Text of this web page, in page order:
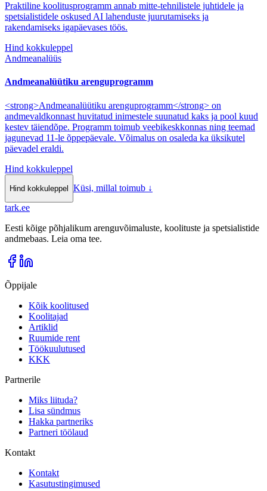
Praktiline koolitusprogramm annab mitte-tehnilistele juhtidele ja
spetsialistidele oskused AI lahenduste juurutamiseks ja
rakendamiseks igapäevases töös.
Hind kokkuleppel
Andmeanalüüs
Andmeanalüütiku arenguprogramm
<strong>Andmeanalüütiku arenguprogramm</strong> on
andmevaldkonnast huvitatud inimestele suunatud kaks ja pool kuud
kestev täiendõpe. Programm toimub veebikeskkonnas ning teemad
jagunevad 11-le õppepäevale. Võimalus on osaleda ka üksikutel
päevadel eraldi.
Hind kokkuleppel
Hind kokkuleppel Küsi, millal toimub ↓
tark.ee
Eesti kõige põhjalikum arenguvõimaluste, koolituste ja spetsialistide
andmebaas. Leia oma tee.
Õppijale
Kõik koolitused
Koolitajad
Artiklid
Ruumide rent
Töökuulutused
KKK
Partnerile
Miks liituda?
Lisa sündmus
Hakka partneriks
Partneri töölaud
Kontakt
Kontakt
Kasutustingimused